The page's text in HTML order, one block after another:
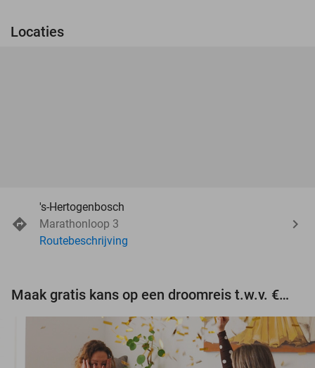
Locaties
's-Hertogenbosch
Marathonloop 3
Routebeschrijving
Maak gratis kans op een droomreis t.w.v. €3.000!